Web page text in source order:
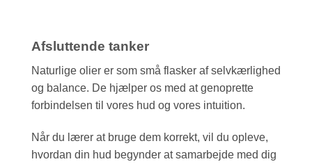
Afsluttende tanker
Naturlige olier er som små flasker af selvkærlighed
og balance. De hjælper os med at genoprette
forbindelsen til vores hud og vores intuition.
Når du lærer at bruge dem korrekt, vil du opleve,
hvordan din hud begynder at samarbejde med dig